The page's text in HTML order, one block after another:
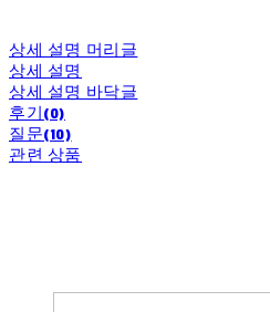
상세 설명 머리글
상세 설명
상세 설명 바닥글
후기(0)
질문(10)
관련 상품